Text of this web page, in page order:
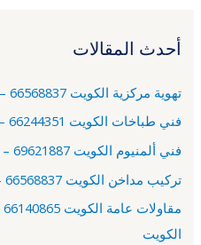
ث
ن
:
أحدث المقالات
تهوية مركزية الكويت 66568837 – الري – شركة تهوية مركزية
فني طباخات الكويت 66244351 – الدوحة – فني تصليح طباخات
فني ألمنيوم الكويت 69621887 – خيطان – فني المنيوم
تركيب مداخن الكويت 66568837 – الفنيطيس – تركيب شفاطات
الكويت